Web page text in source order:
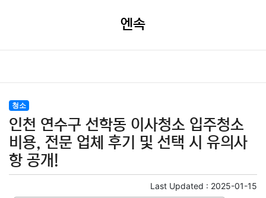
엔속
청소
인천 연수구 선학동 이사청소 입주청소
비용, 전문 업체 후기 및 선택 시 유의사
항 공개!
Last Updated : 2025-01-15